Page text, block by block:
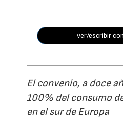
ver/escribir
El convenio, a doce
100% del consumo
en el sur de Europa